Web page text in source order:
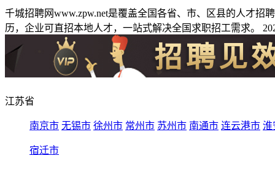
千城招聘网www.zpw.net是覆盖全国各省、市、区县的人才
历，企业可直招本地人才，一站式解决全国求职招工需求。
江苏省
南京市 无锡市 徐州市 常州市 苏州市 南通市 连云港市 淮
宿迁市